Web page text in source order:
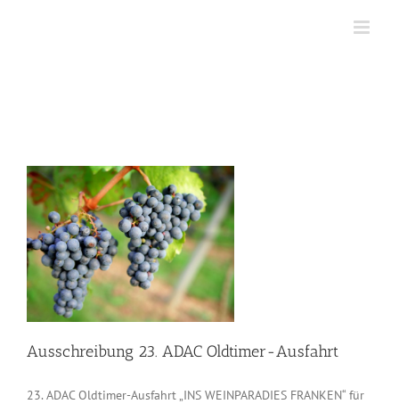
Ausschreibung 23. ADAC Oldtimer-Ausfahrt
23. ADAC Oldtimer-Ausfahrt „INS WEINPARADIES FRANKEN“ für